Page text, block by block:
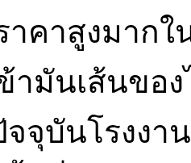
คาสูงมาก
ามันเส้นขอ
จุบันโรงง